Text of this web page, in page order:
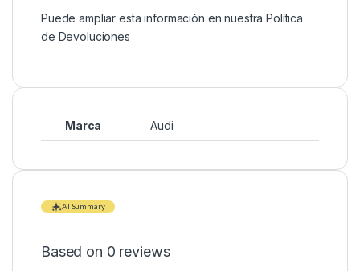
Puede ampliar esta información en nuestraPolítica
de Devoluciones
Marca Audi
AI Summary
Based on 0 reviews